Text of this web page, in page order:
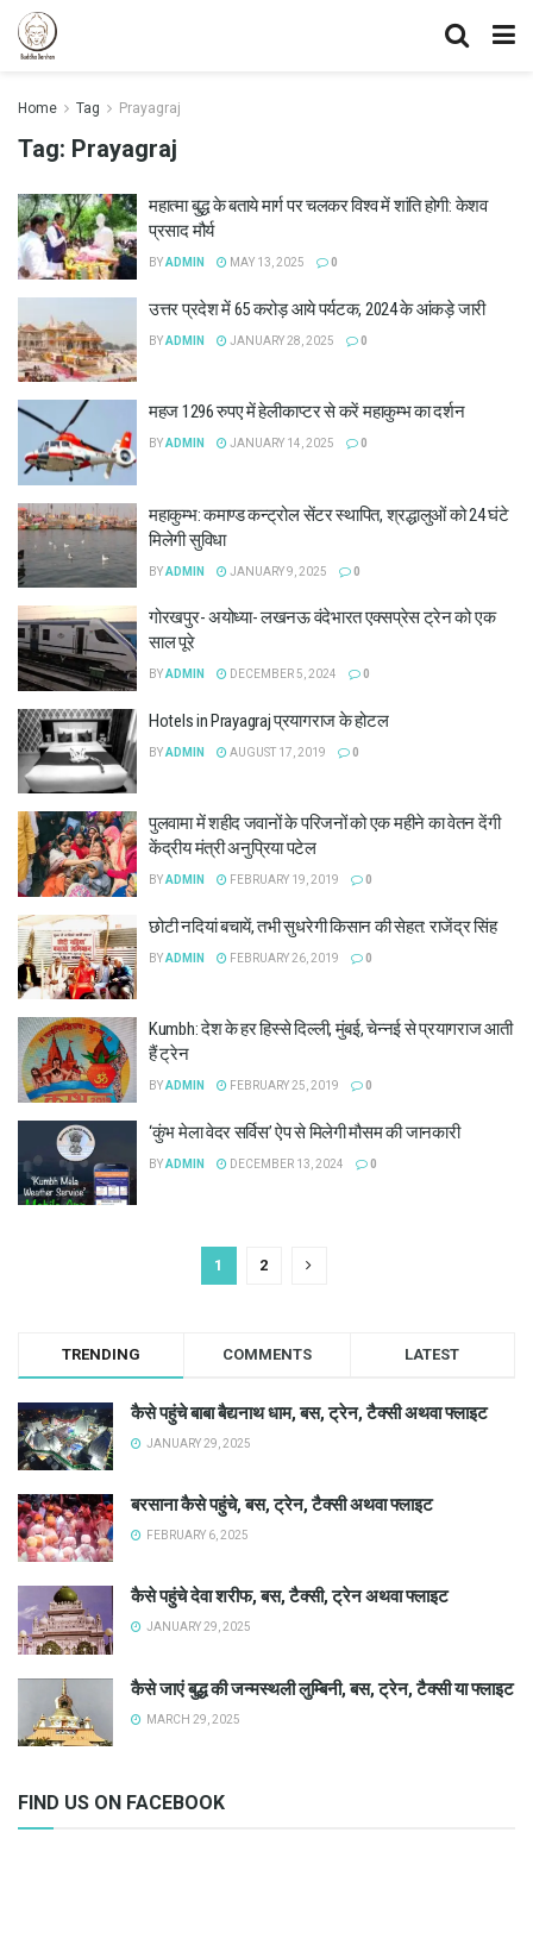
Home Tag Prayagraj
Tag: Prayagraj
महात्मा बुद्ध के बताये मार्ग पर चलकर विश्व में शांति होगी: केशव
प्रसाद मौर्य
BYADMIN MAY 13, 2025 0
उत्तर प्रदेश में 65 करोड़ आये पर्यटक, 2024 के आंकड़े जारी
BYADMIN JANUARY 28, 2025 0
महज 1296 रुपए में हेलीकाप्टर से करें महाकुम्भ का दर्शन
BYADMIN JANUARY 14, 2025 0
महाकुम्भ: कमाण्ड कन्ट्रोल सेंटर स्थापित, श्रद्धालुओं को 24 घंटे
मिलेगी सुविधा
BYADMIN JANUARY 9, 2025 0
गोरखपुर- अयोध्या- लखनऊ वंदेभारत एक्सप्रेस ट्रेन को एक
साल पूरे
BYADMIN DECEMBER 5, 2024 0
Hotels in Prayagraj प्रयागराज के होटल
BYADMIN AUGUST 17, 2019 0
पुलवामा में शहीद जवानों के परिजनों को एक महीने का वेतन देंगी
केंद्रीय मंत्री अनुप्रिया पटेल
BYADMIN FEBRUARY 19, 2019 0
छोटी नदियां बचायें, तभी सुधरेगी किसान की सेहत: राजेंद्र सिंह
BYADMIN FEBRUARY 26, 2019 0
Kumbh: देश के हर हिस्से दिल्ली, मुंबई, चेन्नई से प्रयागराज आती
हैं ट्रेन
BYADMIN FEBRUARY 25, 2019 0
‘कुंभ मेला वेदर सर्विस’ ऐप से मिलेगी मौसम की जानकारी
BYADMIN DECEMBER 13, 2024 0
1 2
TRENDING COMMENTS LATEST
कैसे पहुंचे बाबा बैद्यनाथ धाम, बस, ट्रेन, टैक्सी अथवा फ्लाइट
JANUARY 29, 2025
बरसाना कैसे पहुंचे, बस, ट्रेन, टैक्सी अथवा फ्लाइट
FEBRUARY 6, 2025
कैसे पहुंचे देवा शरीफ, बस, टैक्सी, ट्रेन अथवा फ्लाइट
JANUARY 29, 2025
कैसे जाएं बुद्ध की जन्मस्थली लुम्बिनी, बस, ट्रेन, टैक्सी या फ्लाइट
MARCH 29, 2025
FIND US ON FACEBOOK